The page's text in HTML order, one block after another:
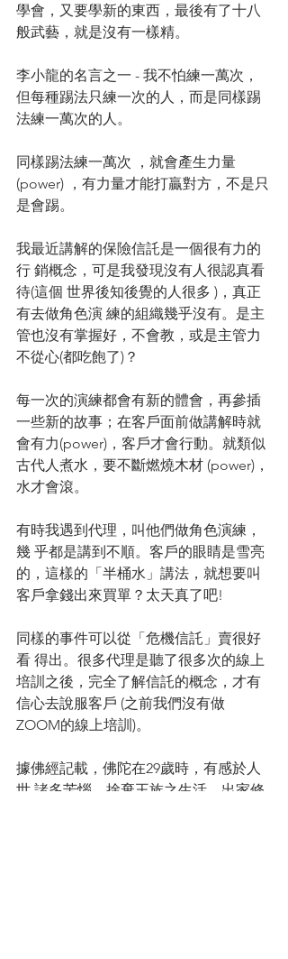
學會，又要學新的東西，最後有了十八
般武藝，就是沒有一樣精。
李小龍的名言之一 - 我不怕練一萬次，
但每種踢法只練一次的人，而是同樣踢
法練一萬次的人。
同樣踢法練一萬次 ，就會產生力量
(power) ，有力量才能打贏對方，不是只
是會踢。
我最近講解的保險信託是一個很有力的
行 銷概念，可是我發現沒有人很認真看
待(這個 世界後知後覺的人很多 )，真正
有去做角色演 練的組織幾乎沒有。是主
管也沒有掌握好，不會教，或是主管力
不從心(都吃飽了)？
每一次的演練都會有新的體會，再參插
一些新的故事；在客戶面前做講解時就
會有力(power)，客戶才會行動。就類似
古代人煮水，要不斷燃燒木材 (power)，
水才會滾。
有時我遇到代理，叫他們做角色演練，
幾 乎都是講到不順。客戶的眼睛是雪亮
的，這樣的「半桶水」講法，就想要叫
客戶拿錢出來買單？太天真了吧!
同樣的事件可以從「危機信託」賣很好
看 得出。很多代理是聽了很多次的線上
培訓之後，完全了解信託的概念，才有
信心去說服客戶 (之前我們沒有做
ZOOM的線上培訓)。
據佛經記載，佛陀在29歲時，有感於人
世 諸多苦惱，捨棄王族之生活，出家修